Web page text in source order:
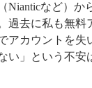
Nianticなど）か
過去に私も無料
アカウントを失
い」という不安